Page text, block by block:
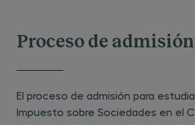
Proceso de admisión
El proceso de admisión para
Impuesto sobre Sociedades en el